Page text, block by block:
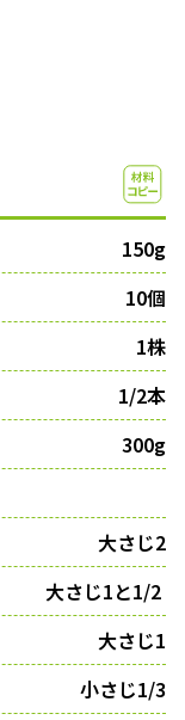
150g
10個
1株
1/2本
300g
大さじ2
大さじ1と1/2
大さじ1
小さじ1/3